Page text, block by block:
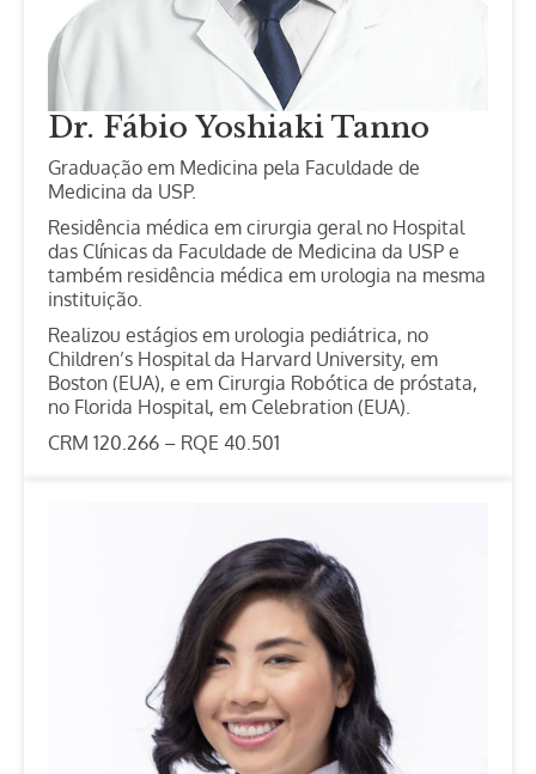
Dr. Fábio Yoshiaki Tanno
Graduação em Medicina pela Faculdade de
Medicina da USP.
Residência médica em cirurgia geral no Hospital
das Clínicas da Faculdade de Medicina da USP e
também residência médica em urologia na mesma
instituição.
Realizou estágios em urologia pediátrica, no
Children’s Hospital da Harvard University, em
Boston (EUA), e em Cirurgia Robótica de próstata,
no Florida Hospital, em Celebration (EUA).
CRM 120.266 – RQE 40.501